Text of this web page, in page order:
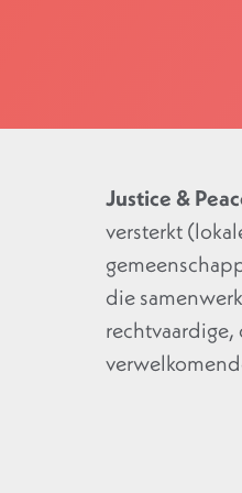
Justice &
versterkt
die
rechtvaardige,